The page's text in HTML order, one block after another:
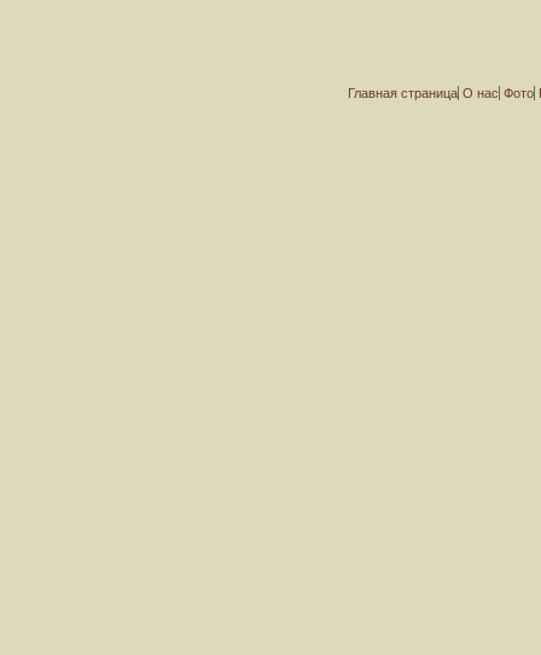
Главная страница О нас Фото